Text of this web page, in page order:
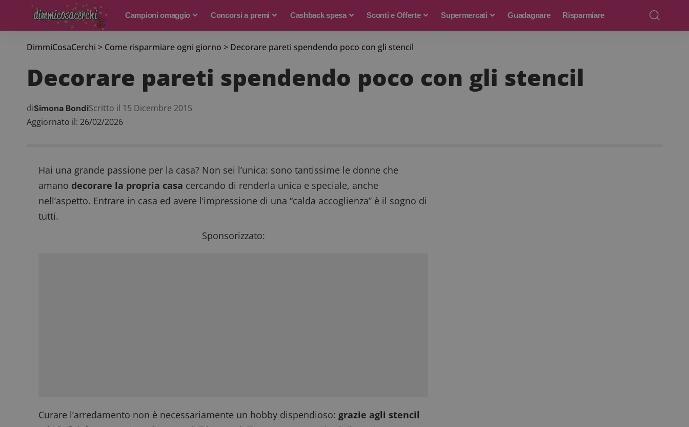
Campioni omaggio Concorsi a premi Cashback spesa Sconti e Offerte Supermercati Guadagnare Risparmiare
DimmiCosaCerchi > Come risparmiare ogni giorno > Decorare pareti spendendo poco con gli stencil
Decorare pareti spendendo poco con gli stencil
Aggiornato il: 26/02/2026
diSimona BondiScritto il 15 Dicembre 2015
Hai una grande passione per la casa? Non sei l’unica: sono tantissime le donne che
amano decorare la propria casa cercando di renderla unica e speciale, anche
nell’aspetto. Entrare in casa ed avere l’impressione di una “calda accoglienza” è il sogno di
tutti.
Sponsorizzato:
Curare l’arredamento non è necessariamente un hobby dispendioso: grazie agli stencil